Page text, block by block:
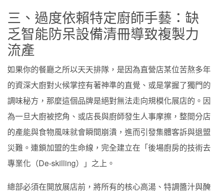
三、過度依賴特定廚師手藝：缺
乏智能防呆設備清冊導致複製力
流產
如果你的餐廳之所以天天排隊，是因為直營店某位苦熬多年
的資深大廚對火候掌控有著神準的直覺、或是掌握了獨門的
調味秘方，那麼這個品牌是絕對無法走向規模化展店的。因
為一旦大廚被挖角、或店長與廚師發生人事摩擦，整間分店
的產能與食物風味就會瞬間崩潰，進而引發集體客訴與退盟
災難。連鎖加盟的生命線，完全建立在「後場廚房的技術去
專業化（De-skilling）」之上。
總部必須在開放展店前，將所有的核心高湯、特調醬汁與醃